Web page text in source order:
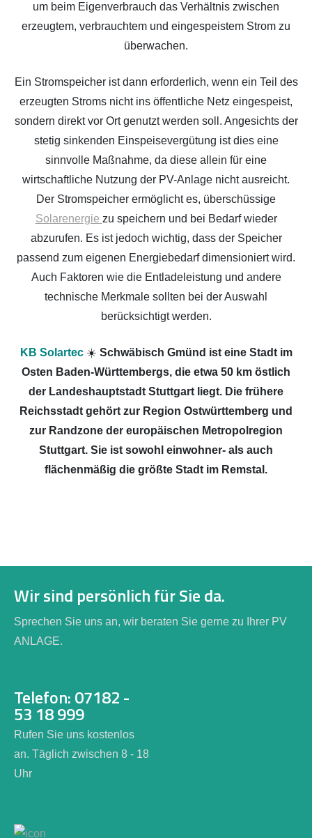
um beim Eigenverbrauch das Verhältnis zwischen
erzeugtem, verbrauchtem und eingespeistem Strom zu
überwachen.
Ein Stromspeicher ist dann erforderlich, wenn ein Teil des
erzeugten Stroms nicht ins öffentliche Netz eingespeist,
sondern direkt vor Ort genutzt werden soll. Angesichts der
stetig sinkenden Einspeisevergütung ist dies eine
sinnvolle Maßnahme, da diese allein für eine
wirtschaftliche Nutzung der PV-Anlage nicht ausreicht.
Der Stromspeicher ermöglicht es, überschüssige
Solarenergie zu speichern und bei Bedarf wieder
abzurufen. Es ist jedoch wichtig, dass der Speicher
passend zum eigenen Energiebedarf dimensioniert wird.
Auch Faktoren wie die Entladeleistung und andere
technische Merkmale sollten bei der Auswahl
berücksichtigt werden.
KB Solartec☀️ Schwäbisch Gmünd ist eine Stadt im
Osten Baden-Württembergs, die etwa 50 km östlich
der Landeshauptstadt Stuttgart liegt. Die frühere
Reichsstadt gehört zur Region Ostwürttemberg und
zur Randzone der europäischen Metropolregion
Stuttgart. Sie ist sowohl einwohner- als auch
flächenmäßig die größte Stadt im Remstal.
Wir sind persönlich für Sie da.
Sprechen Sie uns an, wir beraten Sie gerne zu Ihrer PV
ANLAGE.
Telefon: 07182 -
53 18 999
Rufen Sie uns kostenlos
an. Täglich zwischen 8 - 18
Uhr